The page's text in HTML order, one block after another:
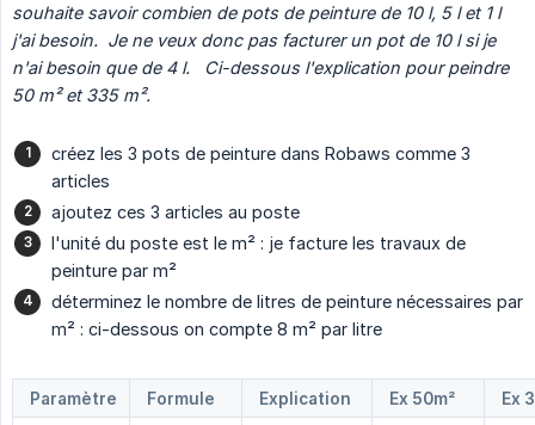
souhaite savoir combien de pots de peinture de 10 l, 5 l et 1 l
j'ai besoin.  Je ne veux donc pas facturer un pot de 10 l si je
n'ai besoin que de 4 l.   Ci-dessous l'explication pour peindre
50 m² et 335 m².
créez les 3 pots de peinture dans Robaws comme 3
articles
ajoutez ces 3 articles au poste
l'unité du poste est le m² : je facture les travaux de
peinture par m²
déterminez le nombre de litres de peinture nécessaires par
m² : ci-dessous on compte 8 m² par litre
Paramètre Formule Explication Ex 50m²
Ex